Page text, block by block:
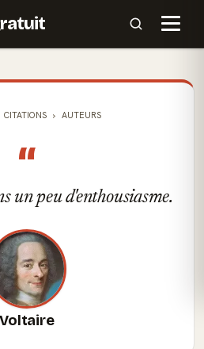
CITATIONS AUTEURS
“
un peu d'enthousiasme.
Voltaire